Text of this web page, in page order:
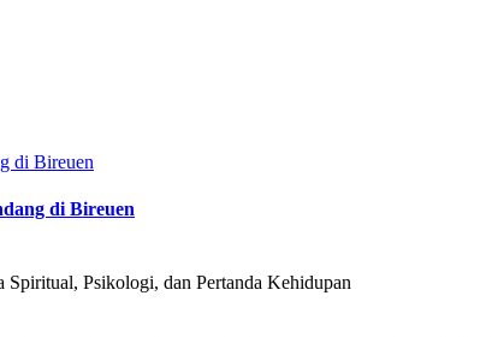
di Bireuen
Psikologi, dan Pertanda Kehidupan